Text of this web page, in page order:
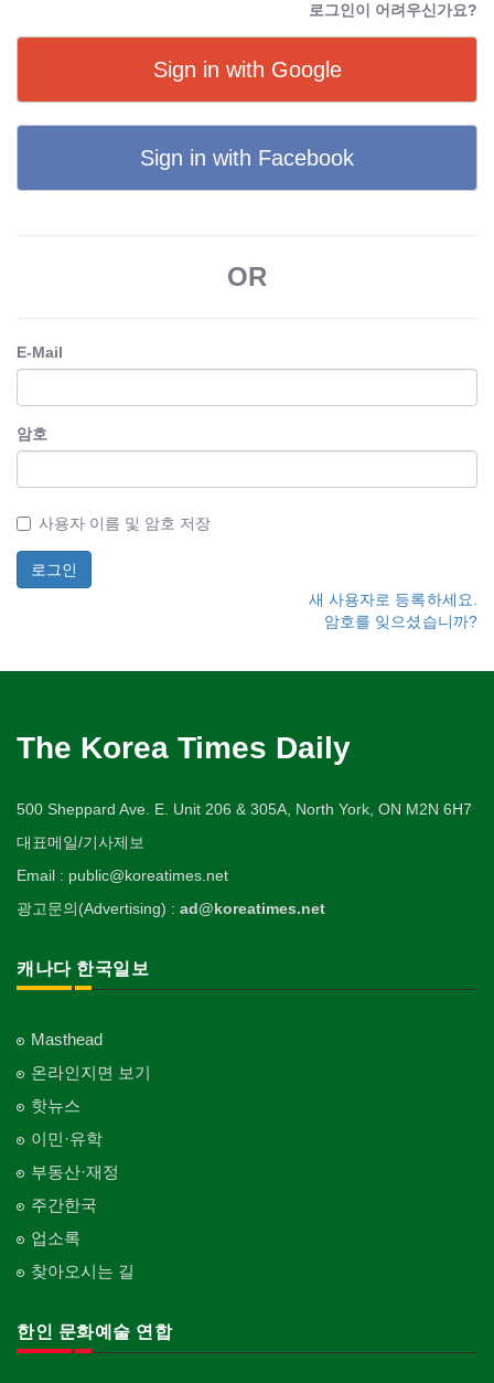
로그인이 어려우신가요?
Sign in with Google
Sign in with Facebook
OR
E-Mail
암호
사용자 이름 및 암호 저장
새 사용자로 등록하세요.
암호를 잊으셨습니까?
The Korea Times Daily
500 Sheppard Ave. E. Unit 206 & 305A, North York, ON M2N 6H7
대표메일/기사제보
Email : public@koreatimes.net
광고문의(Advertising) : ad@koreatimes.net
캐나다 한국일보
Masthead
온라인지면 보기
핫뉴스
이민·유학
부동산·재정
주간한국
업소록
찾아오시는 길
한인 문화예술 연합